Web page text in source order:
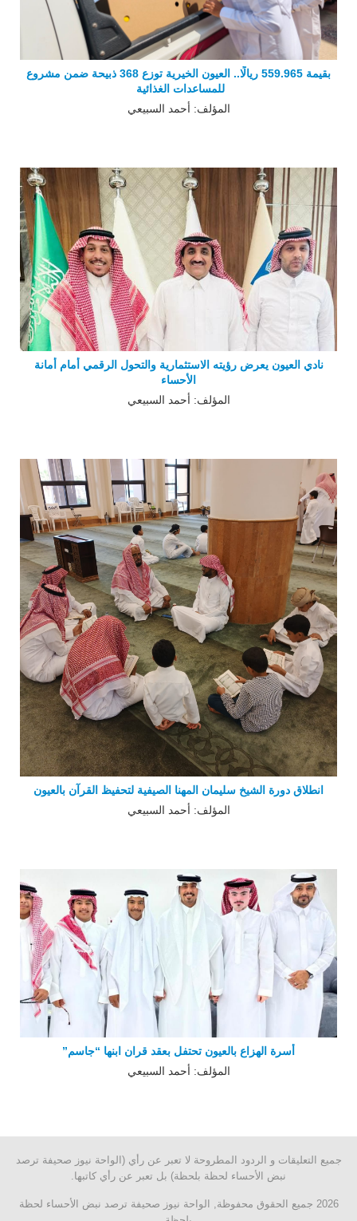
بقيمة 559.965 ريالًا.. العيون الخيرية توزع 368 ذبيحة ضمن مشروع
للمساعدات الغذائية
المؤلف: أحمد السبيعي
نادي العيون يعرض رؤيته الاستثمارية والتحول الرقمي أمام أمانة
الأحساء
المؤلف: أحمد السبيعي
انطلاق دورة الشيخ سليمان المهنا الصيفية لتحفيظ القرآن بالعيون
المؤلف: أحمد السبيعي
أسرة الهزاع بالعيون تحتفل بعقد قران ابنها “جاسم”
المؤلف: أحمد السبيعي
جميع التعليقات و الردود المطروحة لا تعبر عن رأي (الواحة نيوز صحيفة ترصد
نبض الأحساء لحظة بلحظة) بل تعبر عن رأي كاتبها.
2026 جميع الحقوق محفوظة, الواحة نيوز صحيفة ترصد نبض الأحساء لحظة